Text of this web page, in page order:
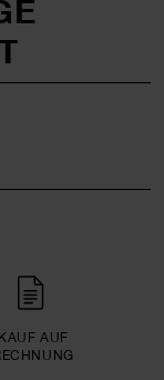
KAUF AUF